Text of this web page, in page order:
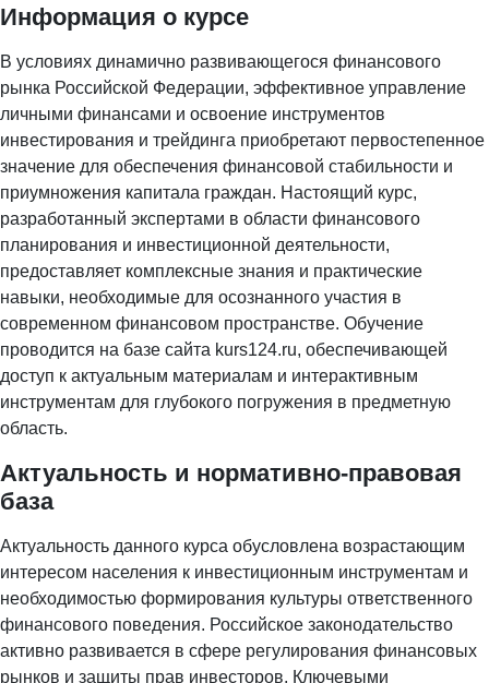
Информация о курсе
В условиях динамично развивающегося финансового
рынка Российской Федерации, эффективное управление
личными финансами и освоение инструментов
инвестирования и трейдинга приобретают первостепенное
значение для обеспечения финансовой стабильности и
приумножения капитала граждан. Настоящий курс,
разработанный экспертами в области финансового
планирования и инвестиционной деятельности,
предоставляет комплексные знания и практические
навыки, необходимые для осознанного участия в
современном финансовом пространстве. Обучение
проводится на базе сайта kurs124.ru, обеспечивающей
доступ к актуальным материалам и интерактивным
инструментам для глубокого погружения в предметную
область.
Актуальность и нормативно-правовая
база
Актуальность данного курса обусловлена возрастающим
интересом населения к инвестиционным инструментам и
необходимостью формирования культуры ответственного
финансового поведения. Российское законодательство
активно развивается в сфере регулирования финансовых
рынков и защиты прав инвесторов. Ключевыми